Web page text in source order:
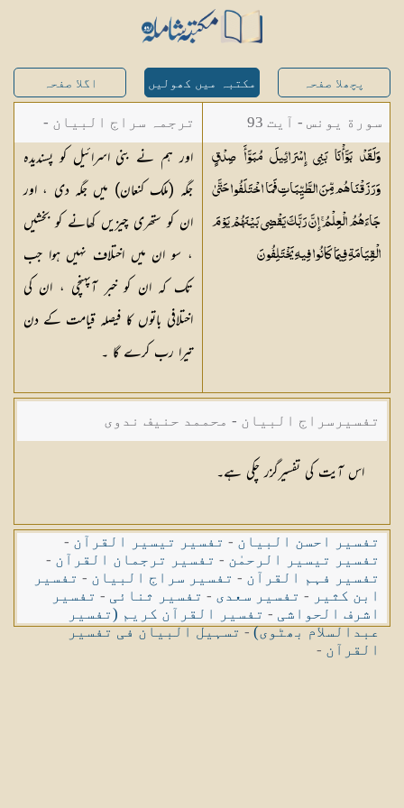
پچھلا صفحہ مکتبہ میں کھولیں اگلا صفحہ
سورة یونس - آیت 93
وَلَقَدْ بَوَّأْنَا بَنِي إِسْرَائِيلَ مُبَوَّأَ صِدْقٍ
وَرَزَقْنَاهُم مِّنَ الطَّيِّبَاتِ فَمَا اخْتَلَفُوا حَتَّىٰ
جَاءَهُمُ الْعِلْمُ ۚ إِنَّ رَبَّكَ يَقْضِي بَيْنَهُمْ يَوْمَ
الْقِيَامَةِ فِيمَا كَانُوا فِيهِيَخْتَلِفُونَ
ترجمہ سراج البیان -
مستفاد از ترجمتین
شاہ عبدالقادر دھلوی/
شاہ رفیع الدین دھلوی
اور ہم نے بنی اسرائیل کو پسندیدہ
جگہ (ملک کنعان) میں جگہ دی ، اور
ان کو ستھری چیزیں کھانے کو بخشیں
، سو ان میں اختلاف نہیں ہوا جب
تک کہ ان کو خبر آپہنچی ، ان کی
اختلافی باتوں کا فیصلہ قیامت کے دن
تیرا رب کرے گا ۔
تفسیرسراج البیان - محممد حنیف ندوی
اس آیت کی تفسیرگزر چکی ہے۔
تفسیر احسن البیان - تفسیر تیسیر القرآن -
تفسیر تیسیر الرحمٰن - تفسیر ترجمان القرآن -
تفسیر فہم القرآن - تفسیر سراج البیان - تفسیر
ابن کثیر - تفسیر سعدی - تفسیر ثنائی - تفسیر
اشرف الحواشی - تفسیر القرآن کریم (تفسیر
عبدالسلام بھٹوی)-تسہیل البیان فی تفسیر
القرآن -